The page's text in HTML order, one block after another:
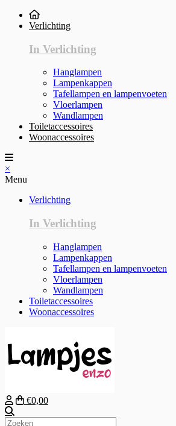
Verlichting
In Verlichting
Hanglampen
Lampenkappen
Tafellampen en lampenvoeten
Vloerlampen
Wandlampen
Toiletaccessoires
Woonaccessoires
×
Menu
Verlichting
In Verlichting
Hanglampen
Lampenkappen
Tafellampen en lampenvoeten
Vloerlampen
Wandlampen
Toiletaccessoires
Woonaccessoires
€0,00